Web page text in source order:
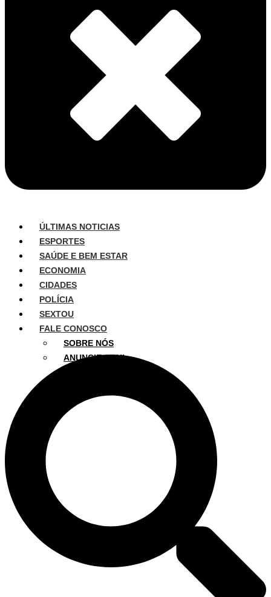
ÚLTIMAS NOTICIAS
ESPORTES
SAÚDE E BEM ESTAR
ECONOMIA
CIDADES
POLÍCIA
SEXTOU
FALE CONOSCO
SOBRE NÓS
ANUNCIE AQUI